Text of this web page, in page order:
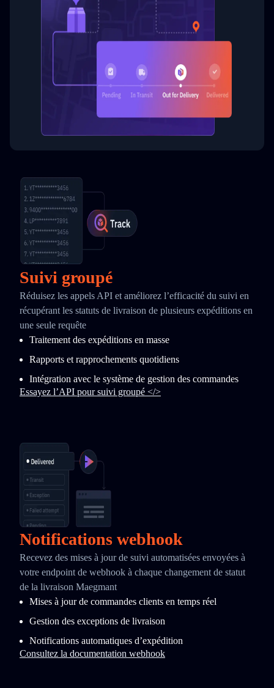
Suivi groupé
Réduisez les appels API et améliorez l’efficacité du suivi en
récupérant les statuts de livraison de plusieurs expéditions en
une seule requête
Traitement des expéditions en masse
Rapports et rapprochements quotidiens
Intégration avec le système de gestion des commandes
Essayez l’API pour suivi groupé </>
Notifications webhook
Recevez des mises à jour de suivi automatisées envoyées à
votre endpoint de webhook à chaque changement de statut
de la livraison Maegmant
Mises à jour de commandes clients en temps réel
Gestion des exceptions de livraison
Notifications automatiques d’expédition
Consultez la documentation webhook